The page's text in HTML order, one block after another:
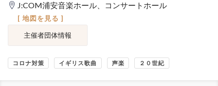
J:COM浦安音楽ホール、コンサートホール
[ 地図を見る ]
主催者団体情報
コロナ対策 イギリス歌曲 声楽 ２０世紀